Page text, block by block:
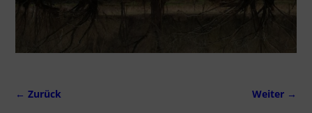
← Zurück Weiter →